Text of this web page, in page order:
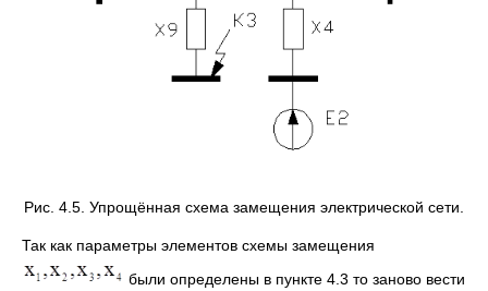
Рис. 4.5. Упрощённая схема замещения электрической сети.
Так как параметры элементов схемы замещения
были определены в пункте 4.3 то заново вести